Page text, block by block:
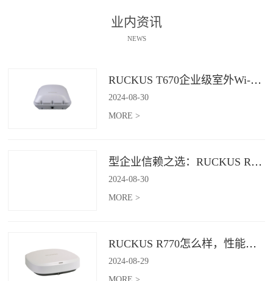
业内资讯
NEWS
RUCKUS T670企业级室外Wi-Fi 7解决方案：挑战室外环境，畅享高性能连接
2024-08-30
MORE >
型企业信赖之选：RUCKUS R760，安全稳定的Wi-Fi解决方案
2024-08-30
MORE >
RUCKUS R770怎么样，性能怎么样，好用吗？
2024-08-29